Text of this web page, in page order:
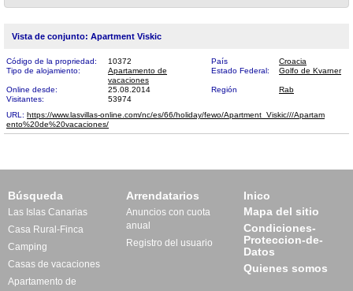
Vista de conjunto: Apartment Viskic
Código de la propriedad: 10372 País
Croacia
Tipo de alojamiento:
Apartamento de
vacaciones
Estado Federal: Golfo de Kvarner
Online desde: 25.08.2014 Región
Rab
Visitantes:
53974
URL: https://www.lasvillas-online.com/nc/es/66/holiday/fewo/Apartment_Viskic///Apartam​
ento%20de%20vacaciones/
Búsqueda
Las Islas Canarias
Casa Rural-Finca
Camping
Casas de vacaciones
Apartamento de
Arrendatarios
Anuncios con cuota
anual
Registro del usuario
Inico
Mapa del sitio
Condiciones-
Proteccion-de-
Datos
Quienes somos